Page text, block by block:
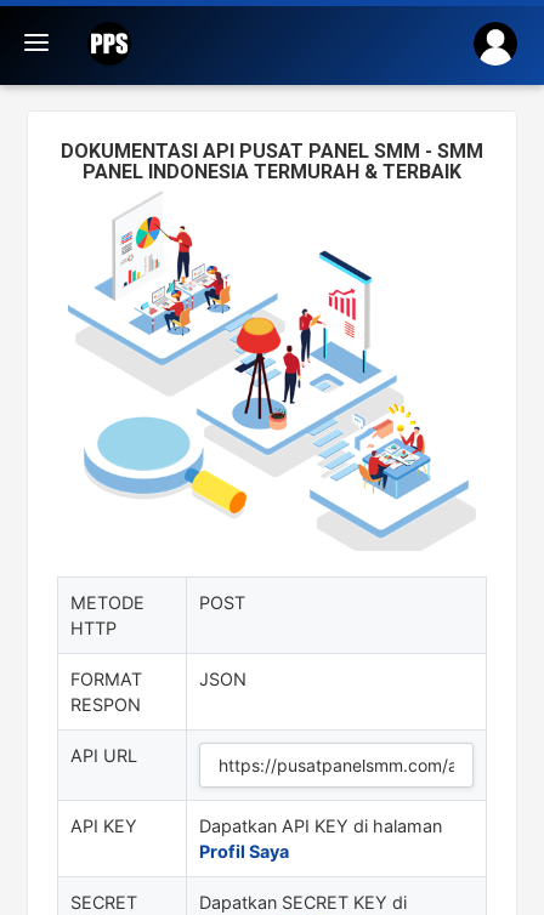
DOKUMENTASI API PUSAT PANEL SMM - SMM
PANEL INDONESIA TERMURAH & TERBAIK
METODE
HTTP
POST
FORMAT
RESPON
JSON
API URL
API KEY
Dapatkan API KEY di halaman
Profil Saya
SECRET
Dapatkan SECRET KEY di